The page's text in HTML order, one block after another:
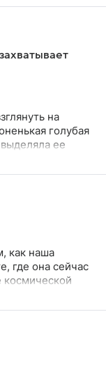
на
голубая
ее
как наша
где она сейчас
космической
Мы оказались в
в результате